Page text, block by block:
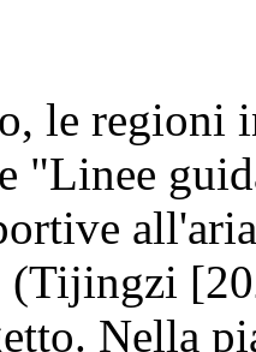
le regioni
"Linee
(Tijingzi
Nella